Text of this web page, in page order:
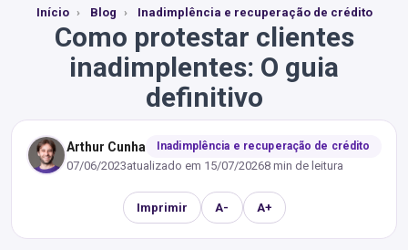
Início Blog Inadimplência e recuperação de crédito
Como protestar clientes
inadimplentes: O guia
definitivo
Arthur Cunha Inadimplência e recuperação de crédito
07/06/2023atualizado em 15/07/20268 min de leitura
Imprimir A- A+